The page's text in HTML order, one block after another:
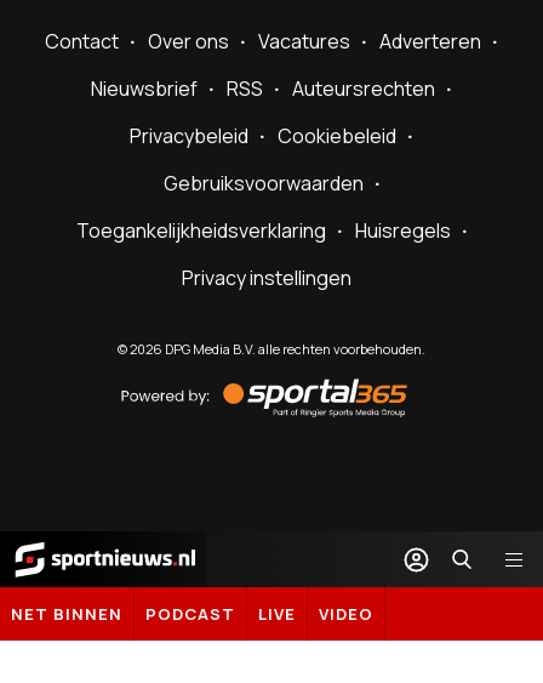
Contact Over ons Vacatures
Adverteren
Nieuwsbrief
RSS
Auteursrechten
Privacybeleid
Cookiebeleid
Gebruiksvoorwaarden
Toegankelijkheidsverklaring
Huisregels
Privacy instellingen
©2026 DPG Media B.V. alle rechten voorbehouden.
by
Sportal365
Sportnieuws.nl
NET BINNEN PODCAST LIVE VIDEO